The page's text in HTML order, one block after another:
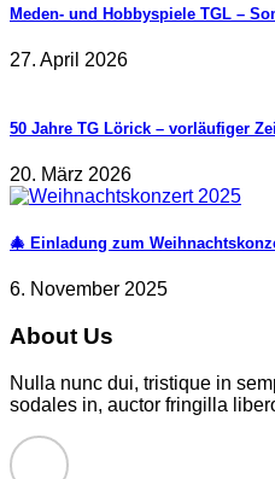
Meden- und Hobbyspiele TGL –
27. April 2026
50 Jahre TG Lörick – vorläufiger
20. März 2026
🎄 Einladung zum
6. November 2025
About Us
Nulla nunc dui, tristique in
sodales in, auctor fringilla